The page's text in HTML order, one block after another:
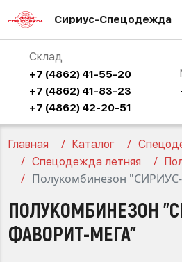
Сириус-Спецодежда
Склад
+7 (4862) 41-55-20
+7 (4862) 41-83-23
+7 (4862) 42-20-51
Главная Каталог
Спецодежда летняя
Полукомбинезон
ПОЛУКОМБИНЕЗОН
ФАВОРИТ-МЕГА"